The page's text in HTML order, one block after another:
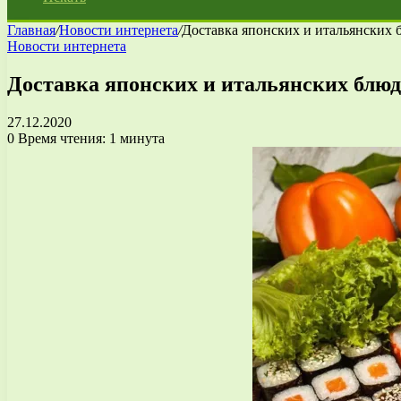
Главная/Новости интернета/Доставка японских и итальянских
Новости интернета
Доставка японских и итальянских блюд
27.12.2020
0 Время чтения: 1 минута